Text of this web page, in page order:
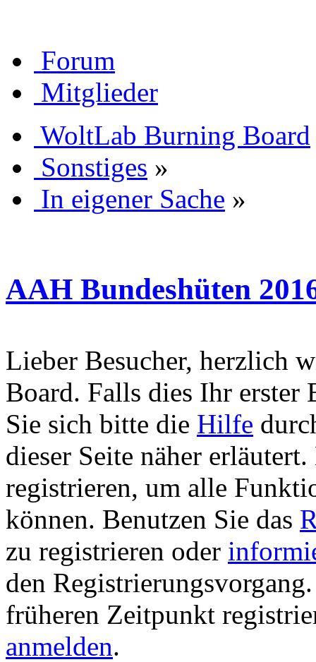
Forum
Mitglieder
WoltLab Burning Board
Sonstiges »
In eigener Sache »
AAH Bundeshüten
Lieber Besucher, herzlich
Board. Falls dies Ihr erster
Sie sich bitte die Hilfe
dieser Seite näher
registrieren, um alle
können. Benutzen Sie das
zu registrieren oder
den
früheren Zeitpunkt
anmelden.